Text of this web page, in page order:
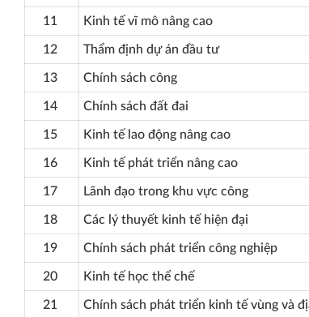
11 Kinh tế vĩ mô nâng cao
12 Thẩm định dự án đầu tư
13 Chính sách công
14 Chính sách đất đai
15 Kinh tế lao động nâng cao
16 Kinh tế phát triển nâng cao
17 Lãnh đạo trong khu vực công
18 Các lý thuyết kinh tế hiện đại
19 Chính sách phát triển công nghiệp
20 Kinh tế học thể chế
21 Chính sách phát triển kinh tế vùng và